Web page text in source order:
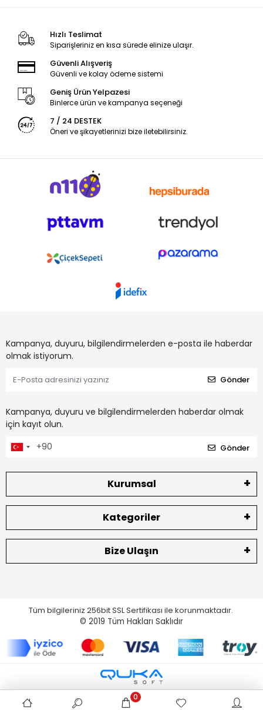
Hızlı Teslimat
Siparişleriniz en kısa sürede elinize ulaşır.
Güvenli Alışveriş
Güvenli ve kolay ödeme sistemi
Geniş Ürün Yelpazesi
Binlerce ürün ve kampanya seçeneği
7 / 24 DESTEK
Öneri ve şikayetlerinizi bize iletebilirsiniz.
Kampanya, duyuru, bilgilendirmelerden e-posta ile haberdar
olmak istiyorum.
Gönder
Kampanya, duyuru ve bilgilendirmelerden haberdar olmak
için kayıt olun.
Gönder
Kurumsal
Kategoriler
Bize Ulaşın
Tüm bilgileriniz 256bit SSL Sertifikası ile korunmaktadır.
© 2019 Tüm Hakları Saklıdır
0